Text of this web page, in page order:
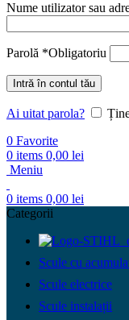
Nume utilizator sau
Parolă *Obligatoriu
Intră în contul tău
Ai uitat parola?
0 Favorite
0 items 0,00 lei
Meniu
0 items 0,00 lei
Categorii
Scule cu
Scule electrice
Scule instalații